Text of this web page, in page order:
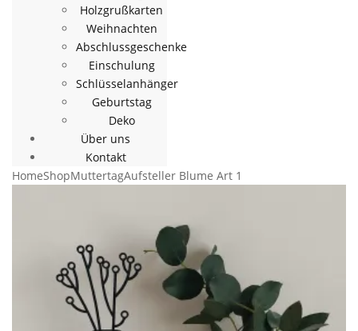
Holzgrußkarten
Weihnachten
Abschlussgeschenke
Einschulung
Schlüsselanhänger
Geburtstag
Deko
Über uns
Kontakt
HomeShopMuttertagAufsteller Blume Art 1